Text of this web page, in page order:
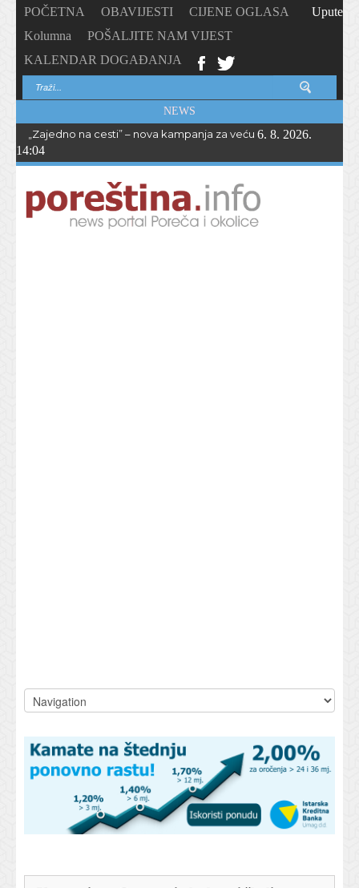
POČETNA OBAVIJESTI
CIJENE OGLASA
Kolumna
POŠALJITE NAM VIJEST
KALENDAR DOGAĐANJA
Upute
NEWS
„Zajedno na cesti” – nova kampanja za veću sigurnost biciklista
6. 8. 2026.
14:04